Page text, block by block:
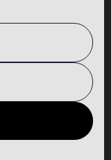
Contacto